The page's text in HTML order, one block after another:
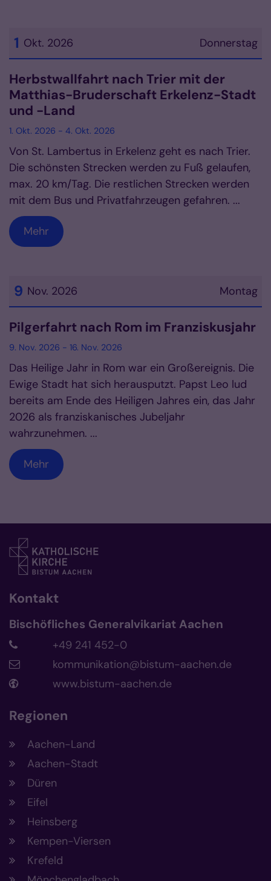
Donnerstag
1 Okt. 2026
Datum: 1. Oktober 2026
Herbstwallfahrt nach Trier mit der
Matthias-Bruderschaft Erkelenz-Stadt
und -Land
1. Okt. 2026 - 4. Okt. 2026
Von St. Lambertus in Erkelenz geht es nach Trier.
Die schönsten Strecken werden zu Fuß gelaufen,
max. 20 km/Tag. Die restlichen Strecken werden
mit dem Bus und Privatfahrzeugen gefahren. ...
Mehr
Montag
9 Nov. 2026
Datum: 9. November 2026
Pilgerfahrt nach Rom im Franziskusjahr
9. Nov. 2026 - 16. Nov. 2026
Das Heilige Jahr in Rom war ein Großereignis. Die
Ewige Stadt hat sich herausputzt. Papst Leo lud
bereits am Ende des Heiligen Jahres ein, das Jahr
2026 als franziskanisches Jubeljahr
wahrzunehmen. ...
Mehr
Kontakt
Bischöfliches Generalvikariat Aachen
+49 241 452-0
kommunikation@bistum-aachen.de
www.bistum-aachen.de
Regionen
Aachen-Land
Aachen-Stadt
Düren
Eifel
Heinsberg
Kempen-Viersen
Krefeld